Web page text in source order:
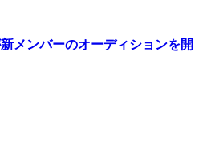
メンバーのオーディションを開